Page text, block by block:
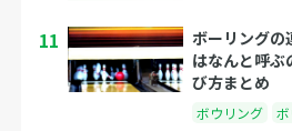
11
ボーリングの
はなんと呼ぶ
び方まとめ
ボウリング